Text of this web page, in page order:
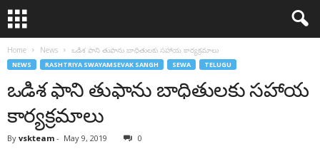
Home News ఒడిశ ఫాని తుఫాను బాధితులకు సహాయ కార్యక్రమాలు
NEWS RASHTRIYA SWAYAMSEVAK SANGH SEWA TELUGU
ఒడిశ ఫాని తుఫాను బాధితులకు సహాయ
కార్యక్రమాలు
By vskteam - May 9, 2019 0